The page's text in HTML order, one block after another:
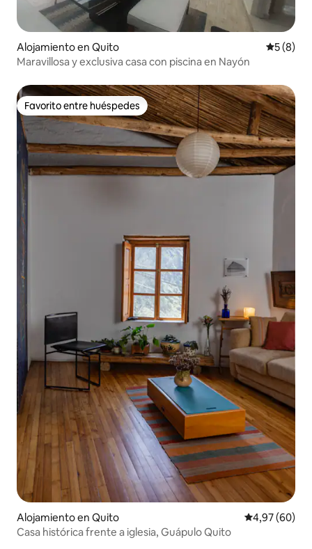
Alojamiento en Quito
5 (8)
Maravillosa y exclusiva casa con piscina en Nayón
Favorito entre huéspedes
Favorito entre huéspedes
Alojamiento en Quito Calificación
4,97 (60)
Casa histórica frente a iglesia, Guápulo Quito